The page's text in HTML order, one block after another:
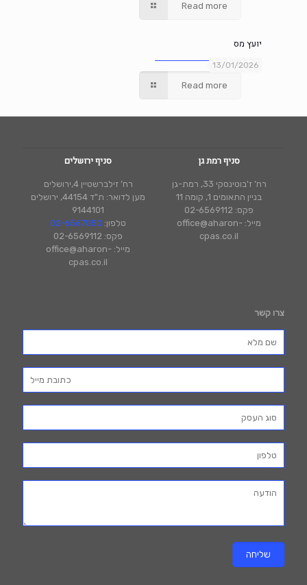
Read more
13/01/2026
יועץ מס
Read more
סניף רמת גן
רח’ ז'בוטינסקי 33, רמת-גן
בניין התאומים 1, קומה 11
פקס: 02-6569112
מייל: office@aharon-
cpas.co.il
סניף ירושלים
רח’ זילברשטיין 4,ירושלים
מען לדואר: ת"ד 44154, ירושלים
9144101
טלפון: 02-6567050
פקס: 02-6569112
מייל: office@aharon-
cpas.co.il
צרו קשר